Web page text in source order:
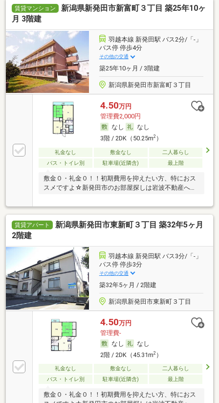
賃貸マンション
新潟県新発田市新富町３丁目 築25年10ヶ
月 3階建
羽越本線 新発田駅 バス2分/「-」
バス停 停歩4分
その他の交通
築25年10ヶ月 / 3階建
新潟県新発田市新富町３丁目
4.50万円
管理費2,000円
なし
なし
3階 / 2DK（50.25m2）
礼金なし 敷金なし
二人暮らし
バス・トイレ別
駐車場(近隣含) 最上階
敷金０・礼金０！！初期費用を抑えたい方、特におス
スメですよ☆新発田市のお部屋探しは岩波不動産へ
賃貸アパート
新潟県新発田市東新町３丁目 築32年5ヶ月
2階建
羽越本線 新発田駅 バス3分/「-」
バス停 停歩3分
その他の交通
築32年5ヶ月 / 2階建
新潟県新発田市東新町３丁目
4.50万円
管理費-
なし
なし
2階 / 2DK（45.31m2）
礼金なし 敷金なし
二人暮らし
バス・トイレ別
駐車場(近隣含) 最上階
敷金０・礼金０！！初期費用を抑えたい方、特におス